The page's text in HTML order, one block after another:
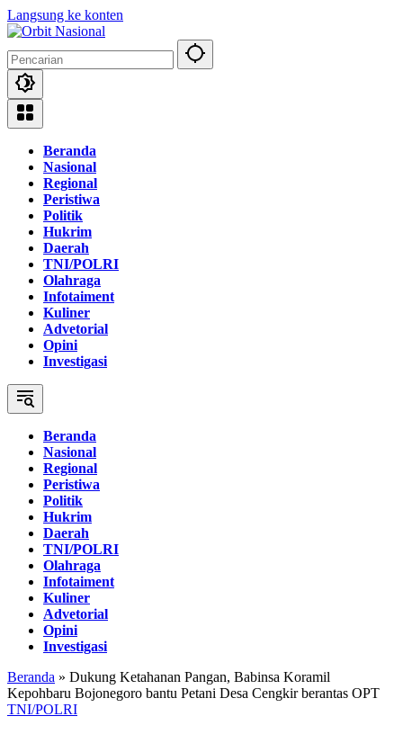
Langsung ke konten
Beranda
Nasional
Regional
Peristiwa
Politik
Hukrim
Daerah
TNI/POLRI
Olahraga
Infotaiment
Kuliner
Advetorial
Opini
Investigasi
Beranda
Nasional
Regional
Peristiwa
Politik
Hukrim
Daerah
TNI/POLRI
Olahraga
Infotaiment
Kuliner
Advetorial
Opini
Investigasi
Beranda » Dukung Ketahanan Pangan, Babinsa Koramil
Kepohbaru Bojonegoro bantu Petani Desa Cengkir berantas OPT
TNI/POLRI